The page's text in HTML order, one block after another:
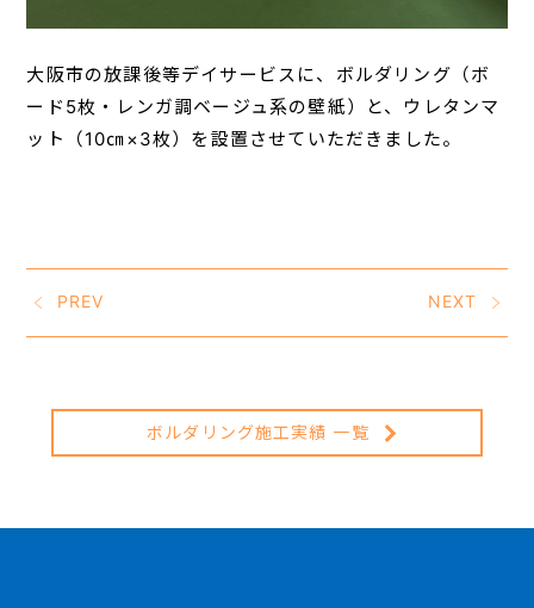
大阪市の放課後等デイサービスに、ボルダリング（ボ
ード5枚・レンガ調ベージュ系の壁紙）と、ウレタンマ
ット（10㎝×3枚）を設置させていただきました。
PREV NEXT
ボルダリング施工実績 一覧